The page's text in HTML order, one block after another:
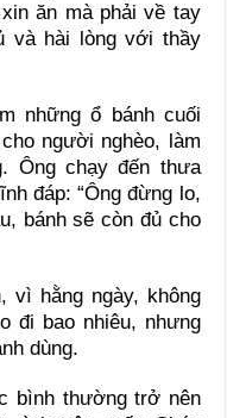
ăn mà phải về tay
và hài lòng với thầy
những ổ bánh cuối
người nghèo, làm
Ông chạy đến thưa
đáp: “Ông đừng lo,
bánh sẽ còn đủ cho
vì hằng ngày, không
đi bao nhiêu, nhưng
dùng.
bình thường trở nên